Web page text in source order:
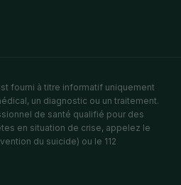
fourni à titre informatif uniquement
un diagnostic ou un traitement.
de santé qualifié pour des
en situation de crise, appelez le
du suicide) ou le 112